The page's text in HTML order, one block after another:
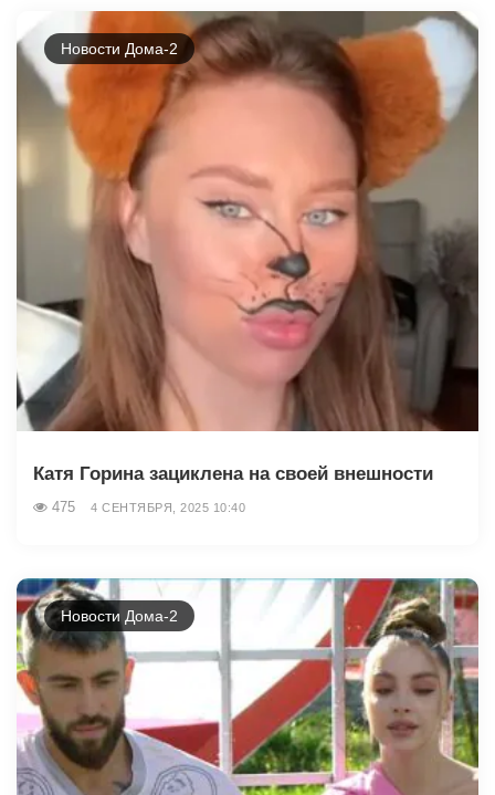
Новости Дома-2
Катя Горина зациклена на своей внешности
475 4 СЕНТЯБРЯ, 2025 10:40
Новости Дома-2